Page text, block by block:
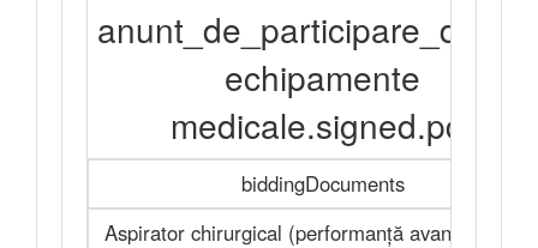
echipamente
medicale.signed.pdf
biddingDocuments
Aspirator chirurgical (performanță avansată)